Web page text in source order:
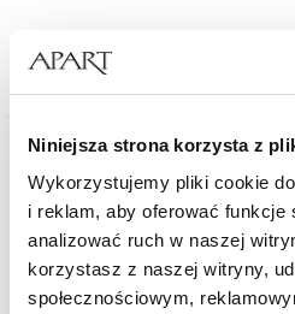
Niniejsza strona korzysta z
Wykorzystujemy pliki cookie
i reklam, aby oferować funkcje
analizować ruch w naszej
korzystasz z naszej witryny,
społecznościowym,
1 129 zł